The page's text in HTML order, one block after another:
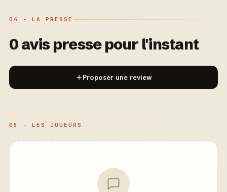
04 - LA PRESSE
0 avis presse pour l'instant
Proposer une review
05 - LES JOUEURS